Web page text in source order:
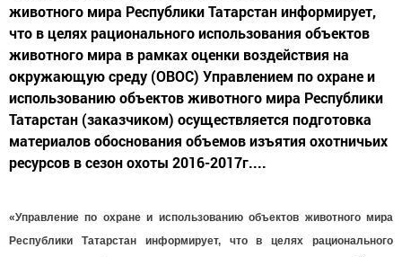
животного мира Республики Татарстан информирует,
что в целях рационального использования объектов
животного мира в рамках оценки воздействия на
окружающую среду (ОВОС) Управлением по охране и
использованию объектов животного мира Республики
Татарстан (заказчиком) осуществляется подготовка
материалов обоснования объемов изъятия охотничьих
ресурсов в сезон охоты 2016-2017г....
«Управление по охране и использованию объектов животного мира
Республики Татарстан информирует, что в целях рационального